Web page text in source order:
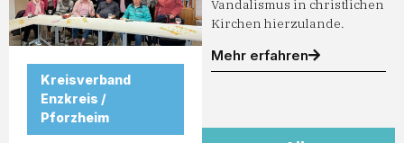
Kreisverband
Enzkreis /
Pforzheim
Vandalismus in christlichen
Kirchen hierzulande.
Mehr erfahren